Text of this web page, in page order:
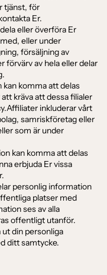
tjänst, för
Er.
eller överföra Er
eller under
försäljning av
förvärv av hela eller delar
komma att delas
kräva att dessa filialer
inkluderar vårt
samriskföretag eller
som är under
kan komma att delas
erbjuda Er vissa
personlig information
platser med
ses av alla
offentligt utanför.
ut din personliga
ditt samtycke.